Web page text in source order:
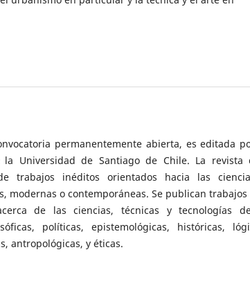
permanentemente abierta, es editada
la Universidad de Santiago de Chile. La revista
trabajos inéditos orientados hacia las
modernas o contemporáneas. Se publican
de las ciencias, técnicas y tecnologías
políticas, epistemológicas, históricas,
antropológicas, y éticas.